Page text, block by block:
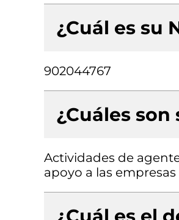
¿Cuál es su
902044767
¿Cuáles
Actividades de
apoyo a las empresas